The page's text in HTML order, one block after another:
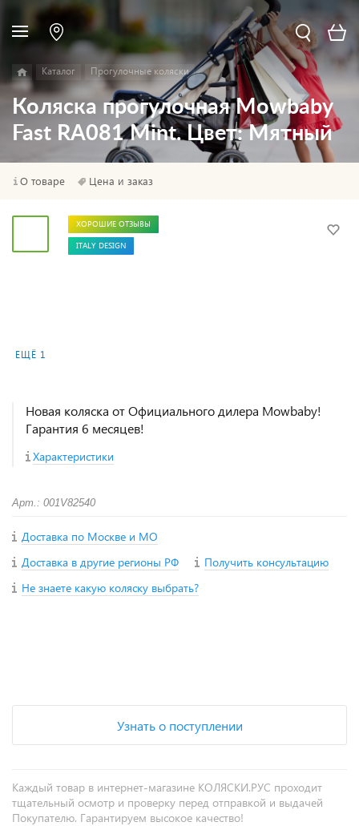
Каталог Прогулочные коляски
Коляска прогулочная Mowbaby
Fast RA081 Mint. Цвет: Мятный
О товаре Цена и заказ
ЕЩЁ 1
ХОРОШИЕ ОТЗЫВЫ
ITALY DESIGN
Новая коляска от Официального дилера Mowbaby!
Гарантия 6 месяцев!
Характеристики
Арт.: 001V82540
Доставка по Москве и МО
Доставка в другие регионы РФ
Получить консультацию
Не знаете какую коляску выбрать?
Узнать о поступлении
Каждый товар в интернет-магазине КОЛЯСКИ.РУС проходит
тщательный осмотр и проверку перед отправкой и выдачей
Покупателю. Гарантируем высокое качество!